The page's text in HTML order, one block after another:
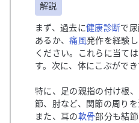
解説
まず、過去に健康診断で
あるか、痛風発作を経験
ください。これらに当て
す。次に、体にこぶがで
特に、足の親指の付け根、
節、肘など、関節の周りを
また、耳の軟骨部分も結